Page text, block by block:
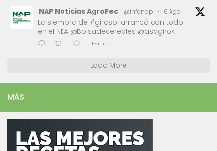
NAP Noticias AgroPec @infonap · 6 Ago
La siembra de #girasol arrancó con todo
en el NEA @Bolsadecereales @asagirok
Twitter
Load More
MÁS